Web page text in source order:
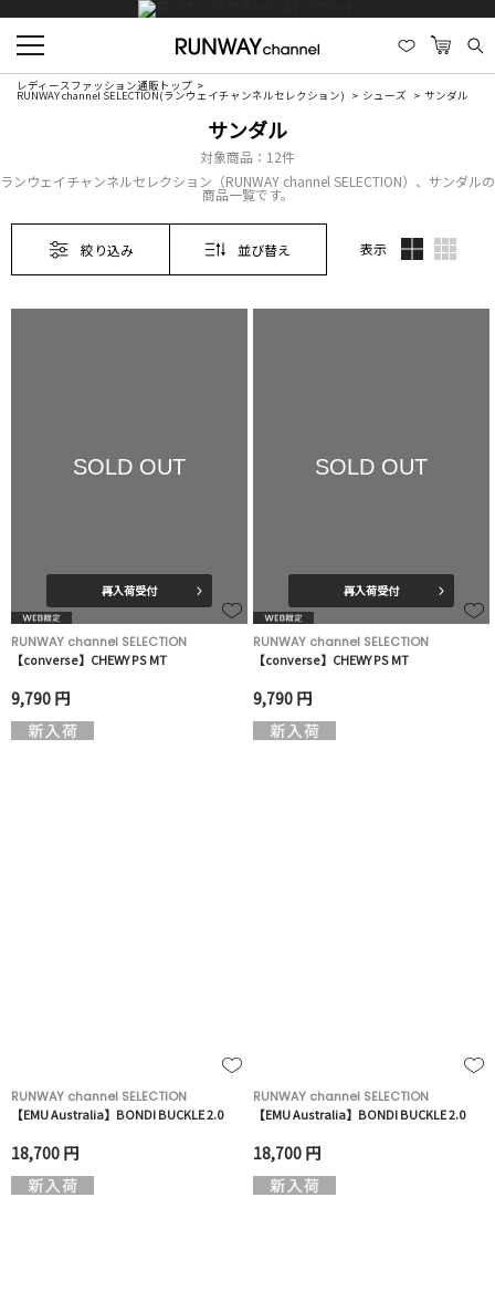
レディースファッション通販トップ
RUNWAY channel SELECTION(ランウェイチャンネルセレクション) シューズ サンダル
サンダル
対象商品： 12件
ランウェイチャンネルセレクション（RUNWAY channel SELECTION）、サンダルの
商品一覧です。
絞り込み 並び替え 表示
SOLD OUT
再入荷受付
RUNWAY channel SELECTION
【converse】CHEWY PS MT
9,790 円
SOLD OUT
再入荷受付
RUNWAY channel SELECTION
【converse】CHEWY PS MT
9,790 円
RUNWAY channel SELECTION
【EMU Australia】BONDI BUCKLE 2.0
18,700 円
RUNWAY channel SELECTION
【EMU Australia】BONDI BUCKLE 2.0
18,700 円